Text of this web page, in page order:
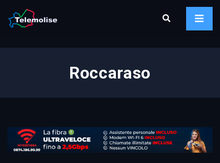
Roccaraso